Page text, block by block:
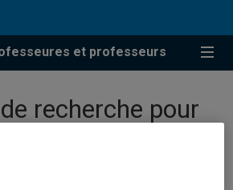
et professeurs
recherche pour